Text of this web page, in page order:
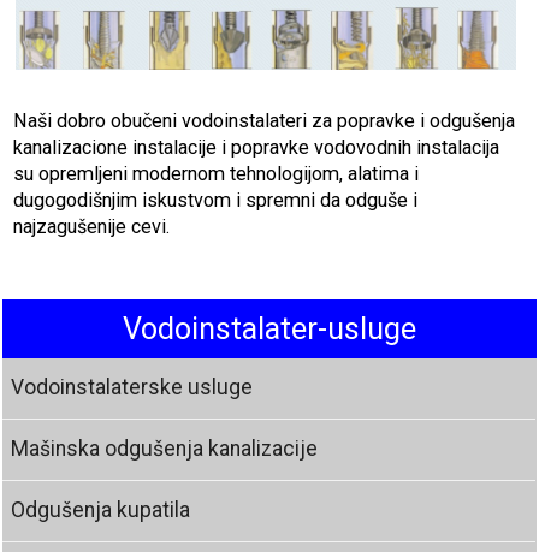
Naši dobro obučeni vodoinstalateri za popravke i odgušenja
kanalizacione instalacije i popravke vodovodnih instalacija
su opremljeni modernom tehnologijom, alatima i
dugogodišnjim iskustvom i spremni da odguše i
najzagušenije cevi.
Vodoinstalater-usluge
Vodoinstalaterske usluge
Mašinska odgušenja kanalizacije
Odgušenja kupatila